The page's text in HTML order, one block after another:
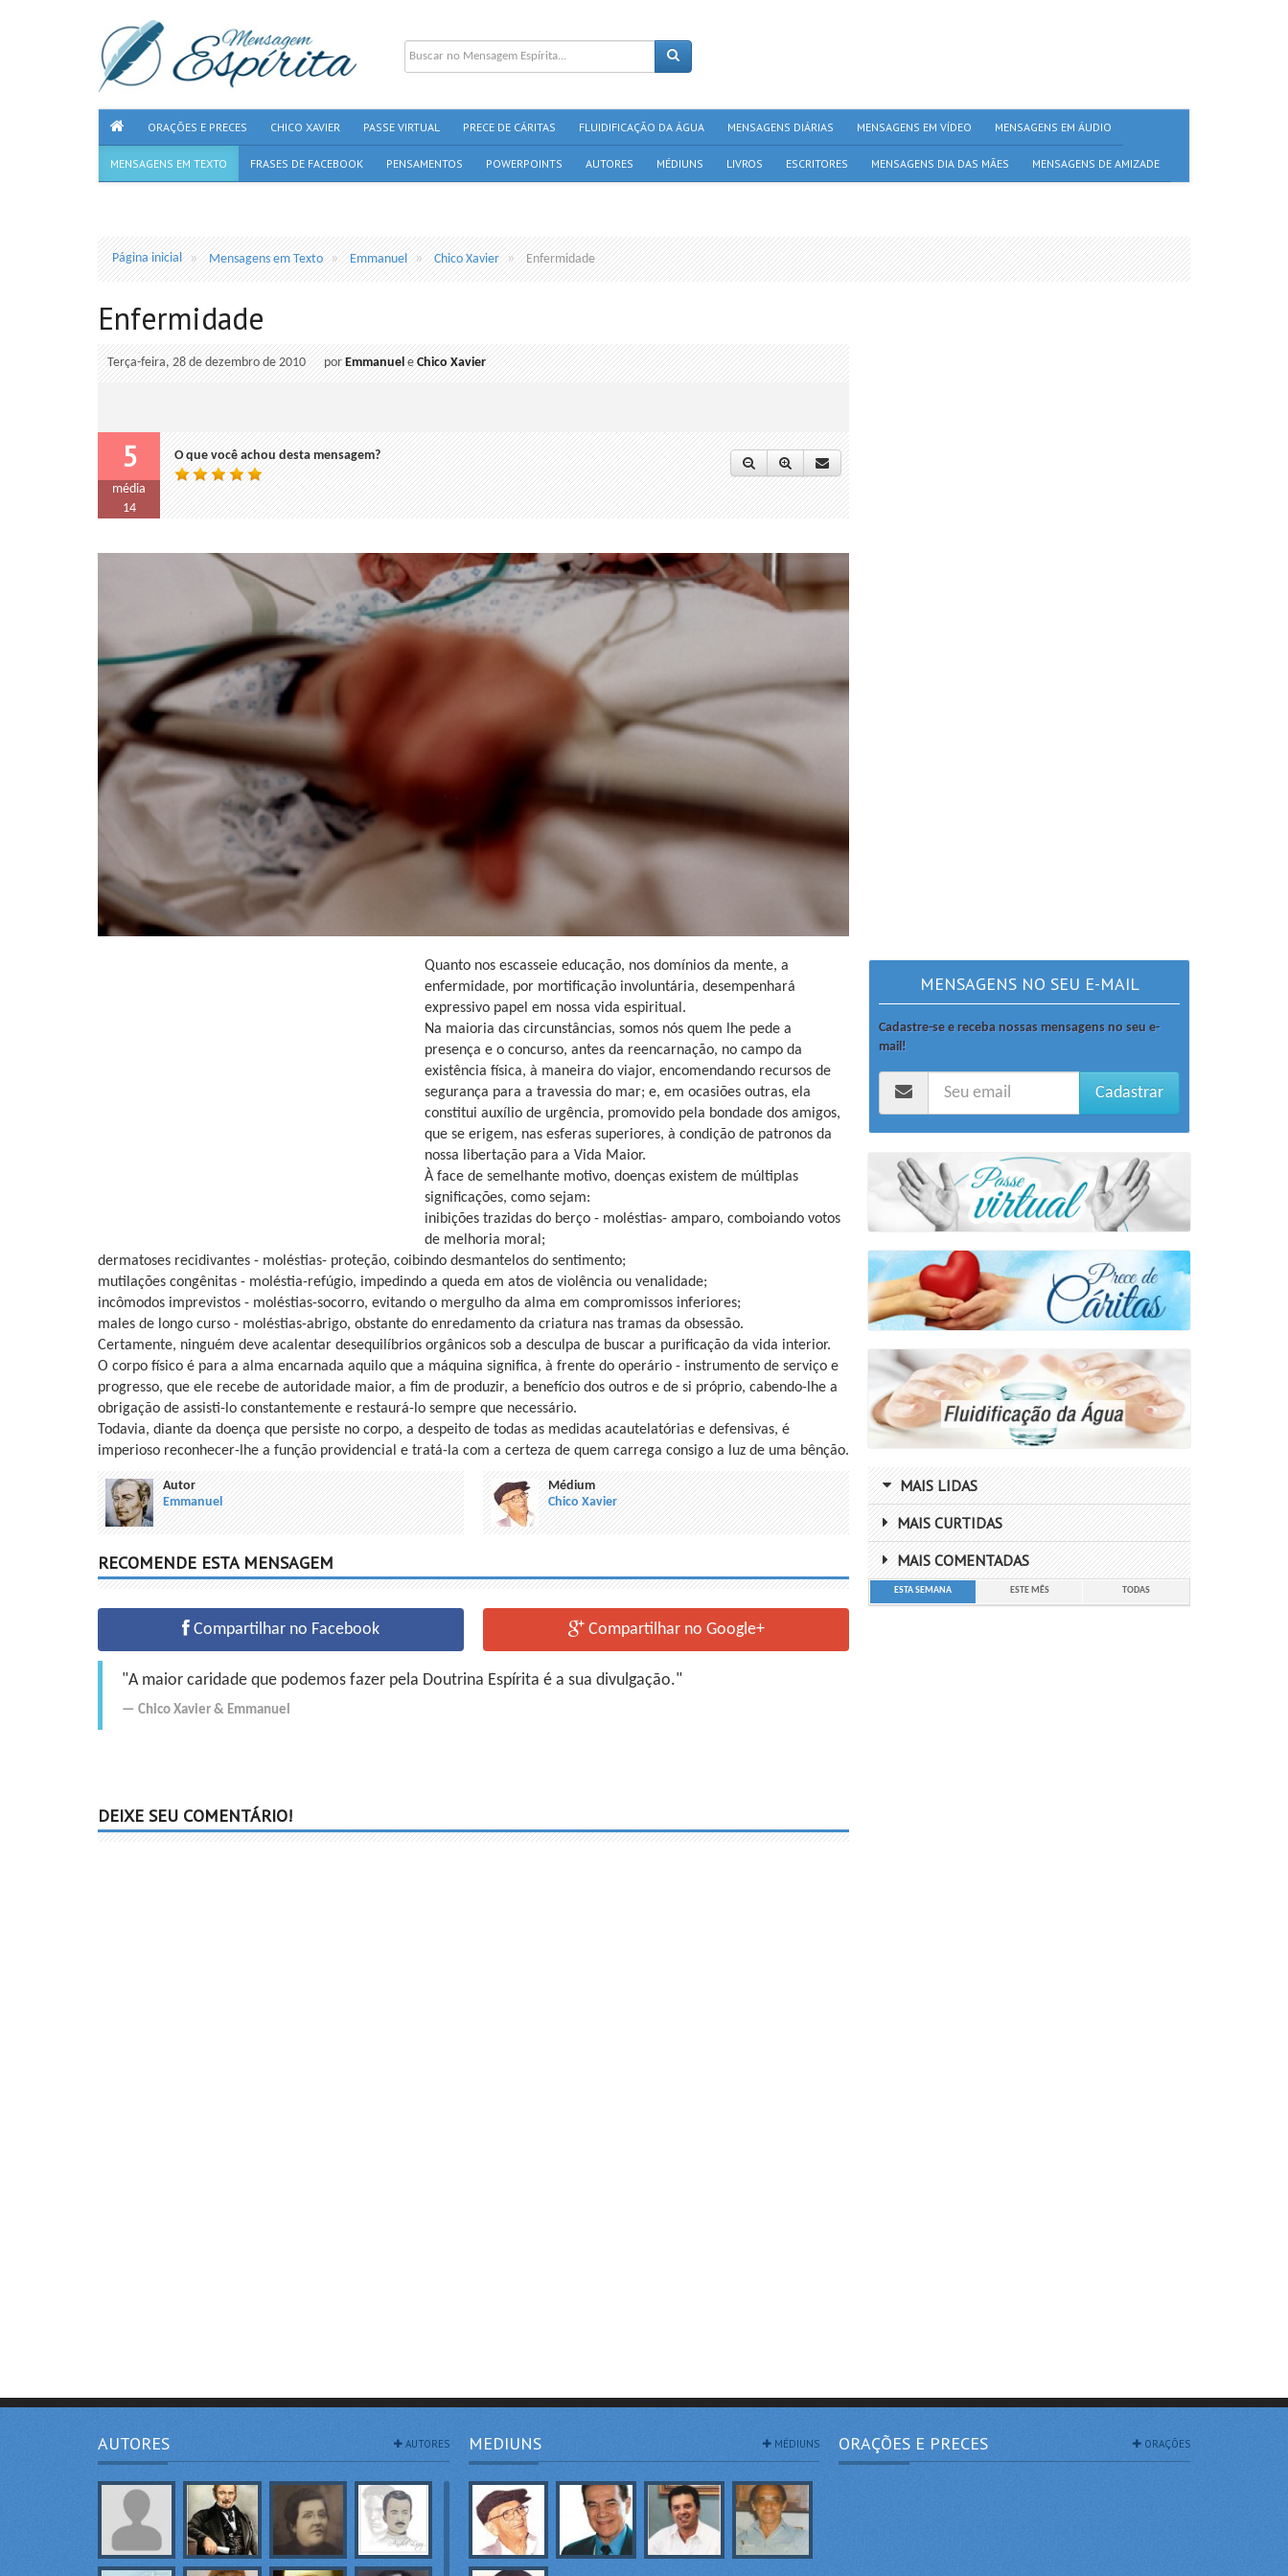
ORAÇÕES E PRECES CHICO XAVIER PASSE VIRTUAL PRECE DE CÁRITAS FLUIDIFICAÇÃO DA ÁGUA MENSAGENS DIÁRIAS MENSAGENS EM VÍDEO MENSAGENS EM ÁUDIO
MENSAGENS EM TEXTO FRASES DE FACEBOOK PENSAMENTOS POWERPOINTS AUTORES MÉDIUNS LIVROS ESCRITORES MENSAGENS DIA DAS MÃES MENSAGENS DE AMIZADE
Página inicial Mensagens em Texto Emmanuel Chico Xavier Enfermidade
Enfermidade
Terça-feira, 28 de dezembro de 2010 porEmmanuel eChico Xavier
5
média
14
O que você achou desta mensagem?
Quanto nos escasseie educação, nos domínios da mente, a
enfermidade, por mortificação involuntária, desempenhará
expressivo papel em nossa vida espiritual.
Na maioria das circunstâncias, somos nós quem lhe pede a
presença e o concurso, antes da reencarnação, no campo da
existência física, à maneira do viajor, encomendando recursos de
segurança para a travessia do mar; e, em ocasiões outras, ela
constitui auxílio de urgência, promovido pela bondade dos amigos,
que se erigem, nas esferas superiores, à condição de patronos da
nossa libertação para a Vida Maior.
À face de semelhante motivo, doenças existem de múltiplas
significações, como sejam:
inibições trazidas do berço - moléstias- amparo, comboiando votos
de melhoria moral;
dermatoses recidivantes - moléstias- proteção, coibindo desmantelos do sentimento;
mutilações congênitas - moléstia-refúgio, impedindo a queda em atos de violência ou venalidade;
incômodos imprevistos - moléstias-socorro, evitando o mergulho da alma em compromissos inferiores;
males de longo curso - moléstias-abrigo, obstante do enredamento da criatura nas tramas da obsessão.
Certamente, ninguém deve acalentar desequilíbrios orgânicos sob a desculpa de buscar a purificação da vida interior.
O corpo físico é para a alma encarnada aquilo que a máquina significa, à frente do operário - instrumento de serviço e
progresso, que ele recebe de autoridade maior, a fim de produzir, a benefício dos outros e de si próprio, cabendo-lhe a
obrigação de assisti-lo constantemente e restaurá-lo sempre que necessário.
Todavia, diante da doença que persiste no corpo, a despeito de todas as medidas acautelatórias e defensivas, é
imperioso reconhecer-lhe a função providencial e tratá-la com a certeza de quem carrega consigo a luz de uma bênção.
Autor
Emmanuel
Médium
Chico Xavier
RECOMENDE ESTA MENSAGEM
Compartilhar no Facebook Compartilhar no Google+
"A maior caridade que podemos fazer pela Doutrina Espírita é a sua divulgação."
Chico Xavier & Emmanuel
DEIXE SEU COMENTÁRIO!
MENSAGENS NO SEU E-MAIL
Cadastre-se e receba nossas mensagens no seu e-
mail!
Cadastrar
MAIS LIDAS
MAIS CURTIDAS
MAIS COMENTADAS
ESTA SEMANA ESTE MÊS TODAS
AUTORES AUTORES MEDIUNS MÉDIUNS ORAÇÕES E PRECES ORAÇÕES